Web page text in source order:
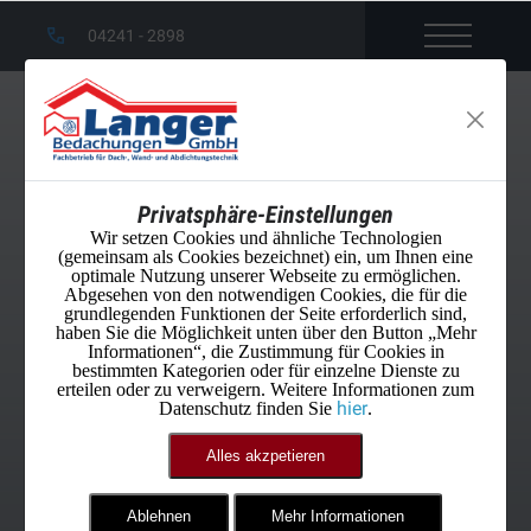
04241 - 2898
Privatsphäre-Einstellungen
Wir setzen Cookies und ähnliche Technologien
(gemeinsam als Cookies bezeichnet) ein, um Ihnen eine
optimale Nutzung unserer Webseite zu ermöglichen.
Abgesehen von den notwendigen Cookies, die für die
grundlegenden Funktionen der Seite erforderlich sind,
haben Sie die Möglichkeit unten über den Button „Mehr
Informationen“, die Zustimmung für Cookies in
bestimmten Kategorien oder für einzelne Dienste zu
erteilen oder zu verweigern. Weitere Informationen zum
Datenschutz finden Sie hier.
Alles akzpetieren
Ablehnen Mehr Informationen